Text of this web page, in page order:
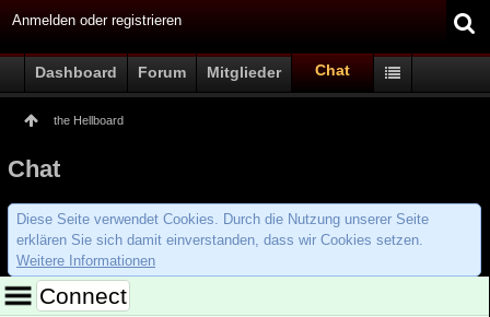
Anmelden oder registrieren
Dashboard Forum Mitglieder Chat
the Hellboard
Chat
Diese Seite verwendet Cookies. Durch die Nutzung unserer Seite
erklären Sie sich damit einverstanden, dass wir Cookies setzen.
Weitere Informationen